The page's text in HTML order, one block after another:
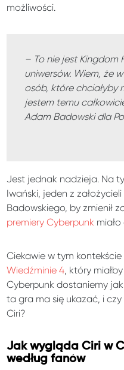
możliwości.
– To nie jest Kingdom
uniwersów. Wiem, że
osób, które chciałyby
jestem temu
Adam Badowski dla
Jest jednak nadzieja. Na
Iwański, jeden z
Badowskiego, by zmienił
premiery Cyberpunk
Ciekawie w tym
Wiedźminie 4, który
Cyberpunk dostaniemy
ta gra ma się ukazać, i
Ciri?
Jak wygląda Ciri w
według fanów